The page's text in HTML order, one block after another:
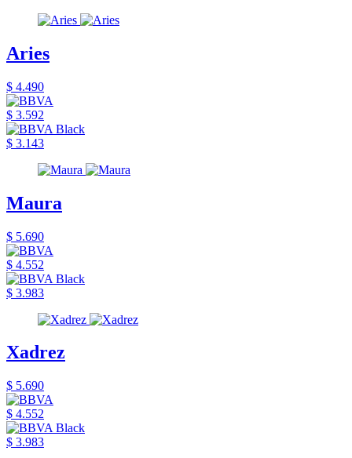
Aries
$ 4.490
$ 3.592
$ 3.143
Maura
$ 5.690
$ 4.552
$ 3.983
Xadrez
$ 5.690
$ 4.552
$ 3.983